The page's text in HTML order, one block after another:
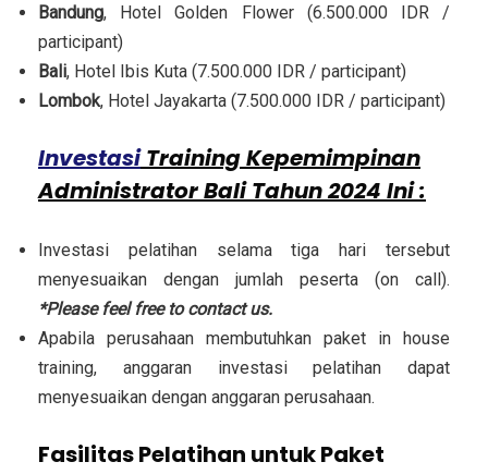
Bandung, Hotel Golden Flower (6.500.000 IDR /
participant)
Bali, Hotel Ibis Kuta (7.500.000 IDR / participant)
Lombok, Hotel Jayakarta (7.500.000 IDR / participant)
InvestasiTraining Kepemimpinan
Administrator Bali Tahun 2024 Ini :
Investasi pelatihan selama tiga hari tersebut
menyesuaikan dengan jumlah peserta (on call).
*Please feel free to contact us.
Apabila perusahaan membutuhkan paket in house
training, anggaran investasi pelatihan dapat
menyesuaikan dengan anggaran perusahaan.
Fasilitas Pelatihan untuk Paket